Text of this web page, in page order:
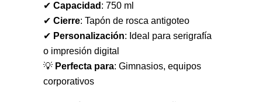
✔ Capacidad : 750 ml
✔ Cierre: Tapón de rosca antigoteo
✔ Personalización: Ideal para serigrafía
o impresión digital
💡 Perfecta para: Gimnasios, equipos
corporativos